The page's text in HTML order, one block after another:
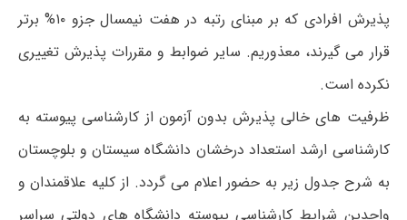
پذیرش افرادی که بر مبنای رتبه در هفت نیمسال جزو ۱۰% برتر
قرار می گیرند، معذوریم. سایر ضوابط و مقررات پذیرش تغییری
نکرده است.
ظرفیت های خالی پذیرش بدون آزمون از کارشناسی پیوسته به
کارشناسی ارشد استعداد درخشان دانشگاه سیستان و بلوچستان
به شرح جدول زیر به حضور اعلام می گردد. از کلیه علاقمندان و
واجدین شرایط کارشناسی پیوسته دانشگاه های دولتی سراسر